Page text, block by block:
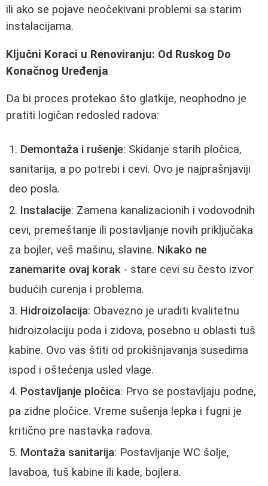
ili ako se pojave neočekivani problemi sa starim
instalacijama.
Ključni Koraci u Renoviranju: Od Ruskog Do
Konačnog Uređenja
Da bi proces protekao što glatkije, neophodno je
pratiti logičan redosled radova:
Demontaža i rušenje: Skidanje starih pločica,
sanitarija, a po potrebi i cevi. Ovo je najprašnjaviji
deo posla.
Instalacije: Zamena kanalizacionih i vodovodnih
cevi, premeštanje ili postavljanje novih priključaka
za bojler, veš mašinu, slavine. Nikako ne
zanemarite ovaj korak - stare cevi su često izvor
budućih curenja i problema.
Hidroizolacija: Obavezno je uraditi kvalitetnu
hidroizolaciju poda i zidova, posebno u oblasti tuš
kabine. Ovo vas štiti od prokišnjavanja susedima
ispod i oštećenja usled vlage.
Postavljanje pločica: Prvo se postavljaju podne,
pa zidne pločice. Vreme sušenja lepka i fugni je
kritično pre nastavka radova.
Montaža sanitarija: Postavljanje WC šolje,
lavaboa, tuš kabine ili kade, bojlera.